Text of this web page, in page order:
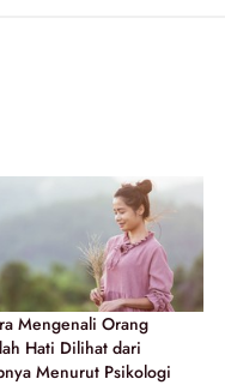
Mengenali Orang
Hati Dilihat dari
Menurut Psikologi